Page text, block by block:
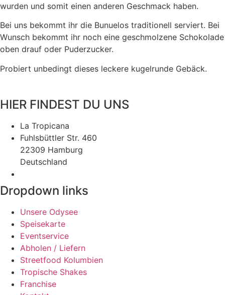
wurden und somit einen anderen Geschmack haben.
Bei uns bekommt ihr die Bunuelos traditionell serviert. Bei
Wunsch bekommt ihr noch eine geschmolzene Schokolade
oben drauf oder Puderzucker.
Probiert unbedingt dieses leckere kugelrunde Gebäck.
HIER FINDEST DU UNS
La Tropicana
Fuhlsbüttler Str. 460
22309 Hamburg
Deutschland
Dropdown links
Unsere Odysee
Speisekarte
Eventservice
Abholen / Liefern
Streetfood Kolumbien
Tropische Shakes
Franchise